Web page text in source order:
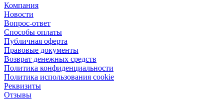
Компания
Новости
Вопрос-ответ
Способы оплаты
Публичная оферта
Правовые документы
Возврат денежных средств
Политика конфиденциальности
Политика использования cookie
Реквизиты
Отзывы